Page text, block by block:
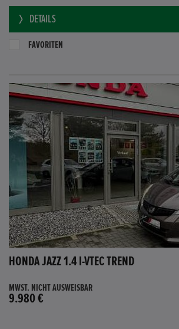
DETAILS
FAVORITEN
HONDA JAZZ 1.4 I-VTEC TREND
MWST. NICHT AUSWEISBAR
9.980 €